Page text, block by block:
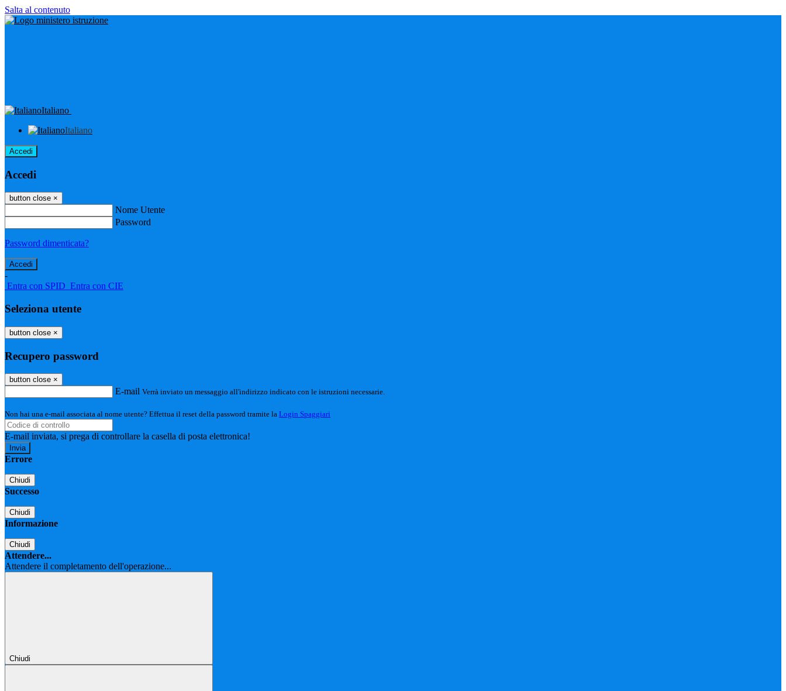
Salta al contenuto
Italiano
Italiano
Accedi
Accedi
button close ×
Nome Utente
Password
Password dimenticata?
-
Entra con SPID Entra con CIE
Seleziona utente
button close ×
Recupero password
button close ×
E-mail Verrà inviato un messaggio all'indirizzo indicato con le istruzioni necessarie.
Non hai una e-mail associata al nome utente? Effettua il reset della password tramite la Login Spaggiari
E-mail inviata, si prega di controllare la casella di posta elettronica!
Errore
Chiudi
Successo
Chiudi
Informazione
Chiudi
Attendere...
Attendere il completamento dell'operazione...
Chiudi